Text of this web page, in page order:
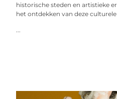
historische steden en artistieke
het ontdekken van deze
...